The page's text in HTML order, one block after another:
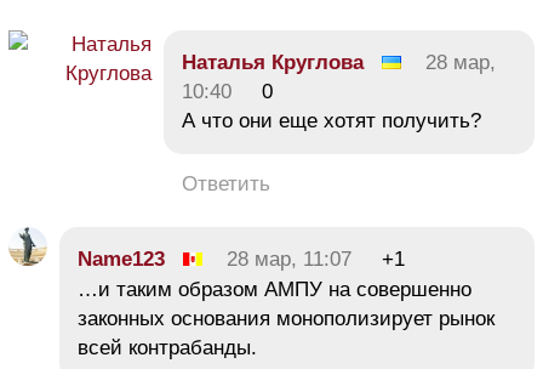
Наталья Круглова
28 мар,
10:40
0
А что они еще хотят получить?
Ответить
Name123 28 мар, 11:07
+1
…и таким образом АМПУ на совершенно
законных основания монополизирует рынок
всей контрабанды.